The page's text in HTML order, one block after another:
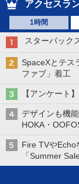
アクセスラ
1時間
スターバック
SpaceXとテス
ファブ」着工
【アンケート
デザインも機
HOKA・
Fire TVや
「Summer Sale